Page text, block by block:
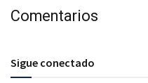
Comentarios
Sigue conectado